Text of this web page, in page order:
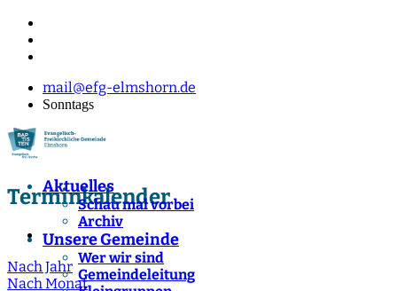
mail@efg-elmshorn.de
Sonntags
Aktuelles
Schau mal vorbei
Archiv
Unsere Gemeinde
Wer wir sind
Gemeindeleitung
Terminkalender
Nach Jahr
Nach Monat